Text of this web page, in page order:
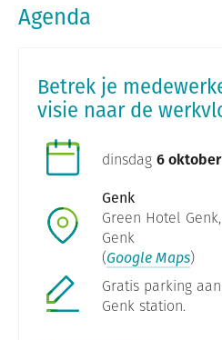
Agenda
Betrek je
visie naar de
dinsdag 6
Genk
Green Hotel
Genk
(Google Maps)
Gratis parking
Genk station.